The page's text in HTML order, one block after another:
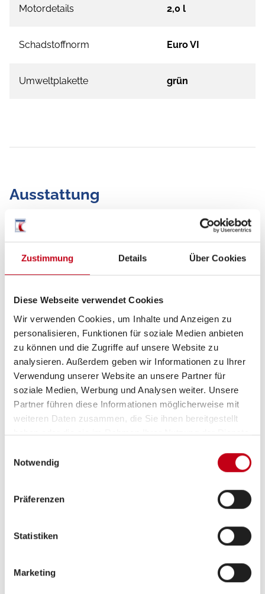
Zustimmung Details Über Cookies
Diese Webseite verwendet Cookies
Wir verwenden Cookies, um Inhalte und Anzeigen zu
personalisieren, Funktionen für soziale Medien anbieten
zu können und die Zugriffe auf unsere Website zu
analysieren. Außerdem geben wir Informationen zu Ihrer
Verwendung unserer Website an unsere Partner für
soziale Medien, Werbung und Analysen weiter. Unsere
Partner führen diese Informationen möglicherweise mit
weiteren Daten zusammen, die Sie ihnen bereitgestellt
haben oder die sie im Rahmen Ihrer Nutzung der Dienste
Notwendig
Präferenzen
Statistiken
Marketing
Motordetails 2,0 l
Schadstoffnorm Euro VI
Umweltplakette grün
Ausstattung
Fahrgestell
ESP
Servolenkung
Multimedia
Radio/Tuner
Navigationssystem
Rückfahrkamera